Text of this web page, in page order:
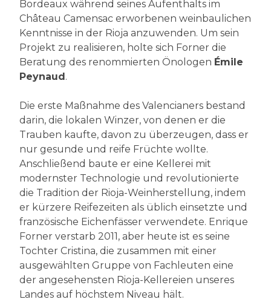
Bordeaux während seines Aufenthalts im
Château Camensac erworbenen weinbaulichen
Kenntnisse in der Rioja anzuwenden. Um sein
Projekt zu realisieren, holte sich Forner die
Beratung des renommierten Önologen Émile
Peynaud.
Die erste Maßnahme des Valencianers bestand
darin, die lokalen Winzer, von denen er die
Trauben kaufte, davon zu überzeugen, dass er
nur gesunde und reife Früchte wollte.
Anschließend baute er eine Kellerei mit
modernster Technologie und revolutionierte
die Tradition der Rioja-Weinherstellung, indem
er kürzere Reifezeiten als üblich einsetzte und
französische Eichenfässer verwendete. Enrique
Forner verstarb 2011, aber heute ist es seine
Tochter Cristina, die zusammen mit einer
ausgewählten Gruppe von Fachleuten eine
der angesehensten Rioja-Kellereien unseres
Landes auf höchstem Niveau hält.